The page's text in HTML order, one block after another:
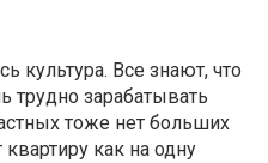
культура. Все знают, что
трудно зарабатывать
тоже нет больших
как на одну